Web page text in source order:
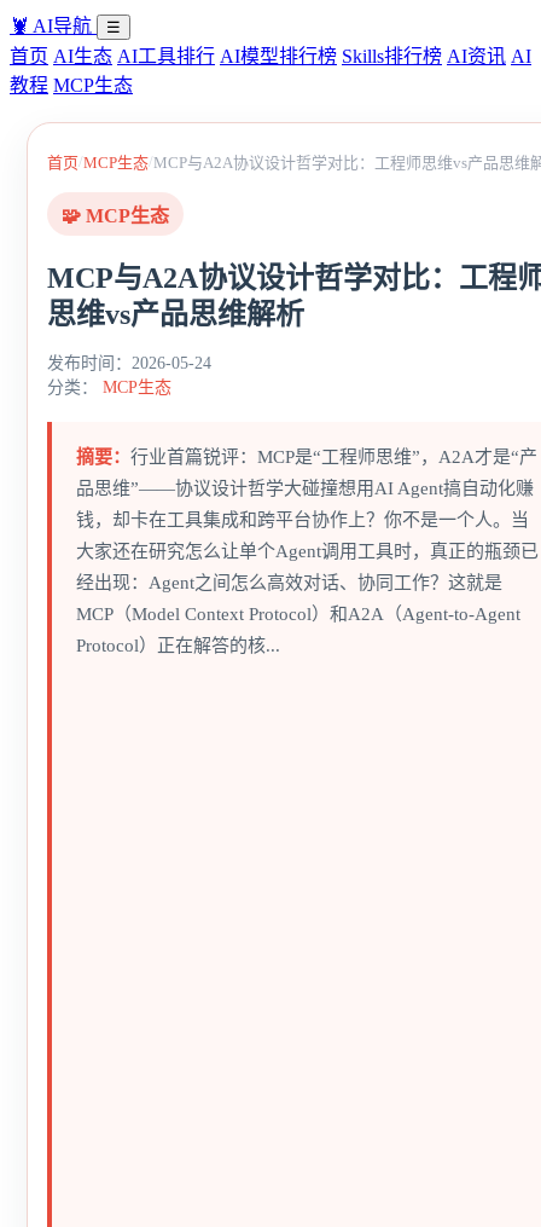
🦞 AI导航 ☰
首页 AI生态 AI工具排行 AI模型排行榜 Skills排行榜 AI资讯 AI
教程 MCP生态
首页/MCP生态/MCP与A2A协议设计哲学对比：工程师思维vs产品思维
🧩 MCP生态
MCP与A2A协议设计哲学对比：工程
思维vs产品思维解析
发布时间：2026-05-24
分类： MCP生态
摘要： 行业首篇锐评：MCP是“工程师思维”，A2A才是“产
品思维”——协议设计哲学大碰撞想用AI Agent搞自动化赚
钱，却卡在工具集成和跨平台协作上？你不是一个人。当
大家还在研究怎么让单个Agent调用工具时，真正的瓶颈已
经出现：Agent之间怎么高效对话、协同工作？这就是
MCP（Model Context Protocol）和A2A（Agent-to-Agent
Protocol）正在解答的核...